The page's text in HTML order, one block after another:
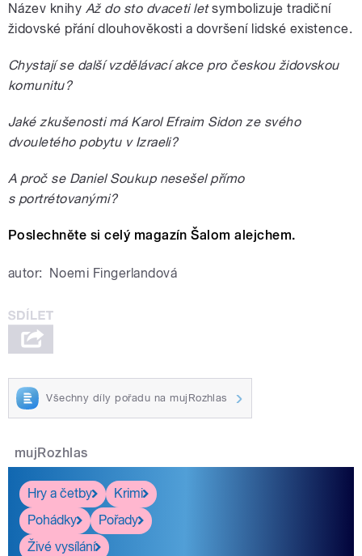
Název knihy Až do sto dvaceti letsymbolizuje tradiční
židovské přání dlouhověkosti a dovršení lidské existence.
Chystají se další vzdělávací akce pro českou židovskou
komunitu?
Jaké zkušenosti má Karol Efraim Sidon ze svého
dvouletého pobytu v Izraeli?
A proč se Daniel Soukup nesešel přímo
s portrétovanými?
Poslechněte si celý magazín Šalom alejchem.
autor: Noemi Fingerlandová
Všechny díly pořadu na mujRozhlas
mujRozhlas
Hry a četby
Krimi
Pohádky
Pořady
Živé vysílání